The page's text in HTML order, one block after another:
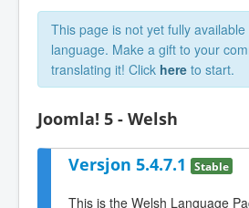
This page is not yet fully
language. Make a gift to your
translating it! Click here to start.
Joomla! 5 - Welsh
Versjon 5.4.7.1 Stable
This is the Welsh Language